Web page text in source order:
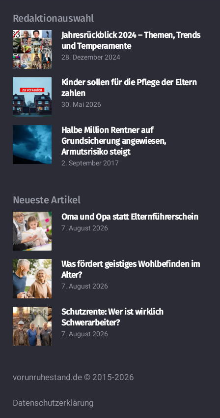
Redaktionauswahl
Jahresrückblick 2024 – Themen, Trends
und Temperamente
28. Dezember 2024
Kinder sollen für die Pflege der Eltern
zahlen
30. Mai 2026
Halbe Million Rentner auf
Grundsicherung angewiesen,
Armutsrisiko steigt
2. September 2017
Neueste Artikel
Oma und Opa statt Elternführerschein
7. August 2026
Was fördert geistiges Wohlbefinden im
Alter?
7. August 2026
Schutzrente: Wer ist wirklich
Schwerarbeiter?
7. August 2026
vorunruhestand.de © 2015-2026
Datenschutzerklärung